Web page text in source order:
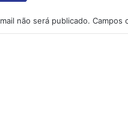
não será publicado. Campos